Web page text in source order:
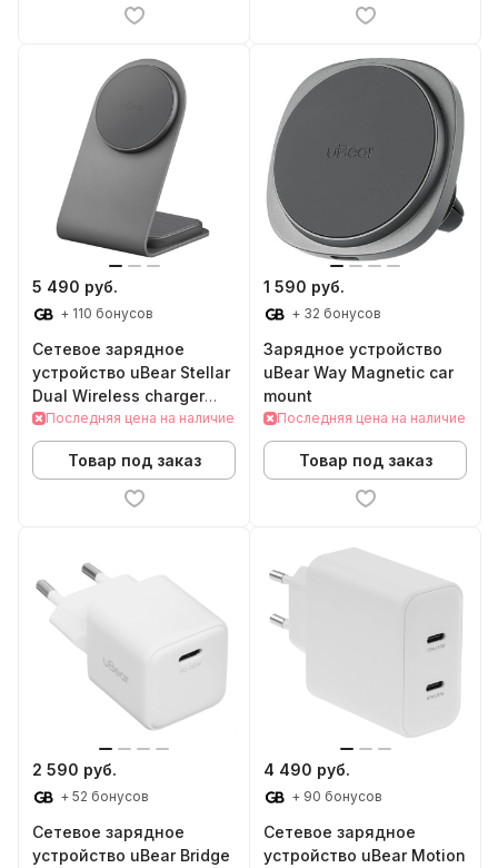
5 490 руб.
+ 110 бонусов
Сетевое зарядное
устройство uBear Stellar
Dual Wireless charger
(Black)
Последняя цена на наличие
Товар под заказ
1 590 руб.
+ 32 бонусов
Зарядное устройство
uBear Way Magnetic car
mount
Последняя цена на наличие
Товар под заказ
2 590 руб.
+ 52 бонусов
Сетевое зарядное
устройство uBear Bridge
4 490 руб.
+ 90 бонусов
Сетевое зарядное
устройство uBear Motion